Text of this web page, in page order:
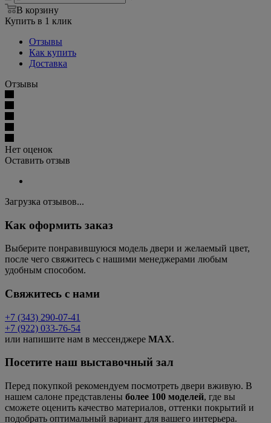
В корзину
Купить в 1 клик
Отзывы
Как купить
Доставка
Отзывы
Нет оценок
Оставить отзыв
Загрузка отзывов...
Как оформить заказ
Выберите понравившуюся модель двери и желаемый цвет,
после чего свяжитесь с нашими менеджерами любым
удобным способом.
Свяжитесь с нами
+7 (343) 290-07-41
+7 (922) 033-76-54
или напишите нам в мессенджере MAX.
Посетите наш выставочный зал
Перед покупкой рекомендуем посмотреть двери вживую. В
нашем салоне представлены более 100 моделей, где вы
сможете оценить качество материалов, оттенки покрытий и
подобрать оптимальный вариант для вашего интерьера.